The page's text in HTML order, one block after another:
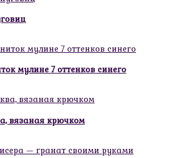
мулине 7 оттенков синего
вязаная крючком